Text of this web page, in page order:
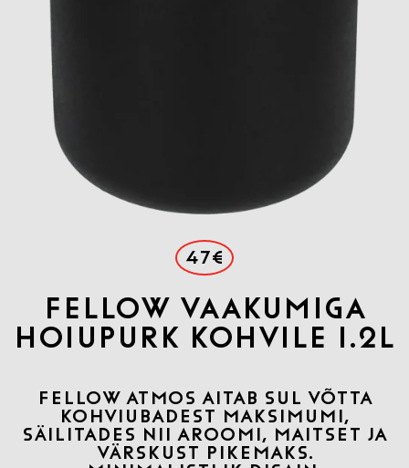
47€
FELLOW VAAKUMIGA
HOIUPURK KOHVILE 1.2L
FELLOW ATMOS AITAB SUL VÕTTA
KOHVIUBADEST MAKSIMUMI,
SÄILITADES NII AROOMI, MAITSET JA
VÄRSKUST PIKEMAKS.